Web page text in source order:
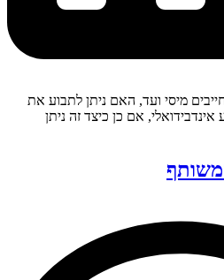
מעל ל-5 דיירים החייבים מיסי ועד, האם ניתן לתבוע את
אם כן כיצד זה ניתן